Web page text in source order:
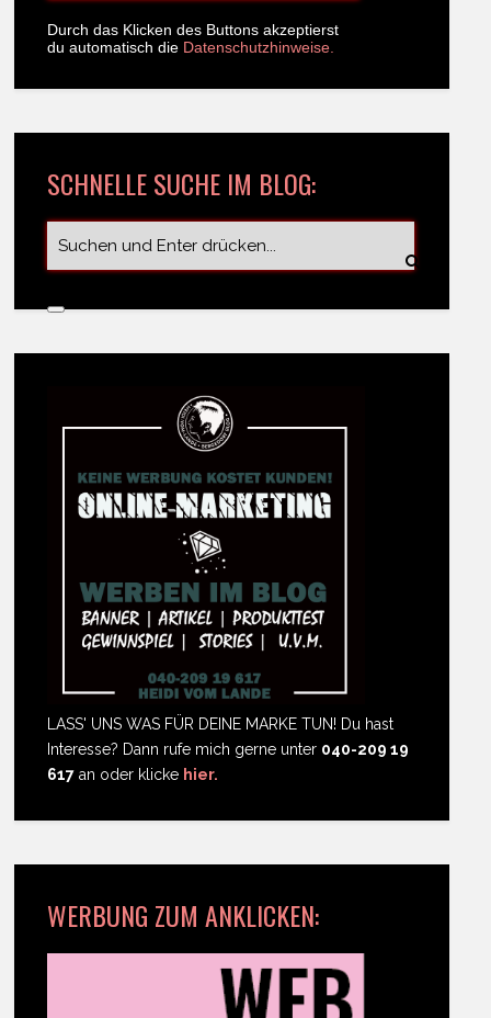
Durch das Klicken des Buttons akzeptierst
du automatisch die Datenschutzhinweise.
SCHNELLE SUCHE IM BLOG:
LASS' UNS WAS FÜR DEINE MARKE TUN! Du hast
Interesse? Dann rufe mich gerne unter 040-209 19
617 an oder klicke hier.
WERBUNG ZUM ANKLICKEN: